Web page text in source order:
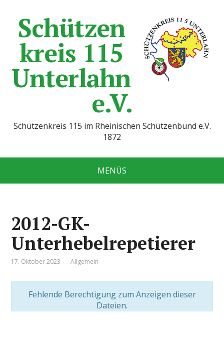
Schützen
kreis 115
Unterlahn
e.V.
Schützenkreis 115 im Rheinischen Schützenbund e.V.
1872
MENÜS
2012-GK-
Unterhebelrepetierer
17. Oktober 2023 Allgemein
Fehlende Berechtigung zum Anzeigen dieser
Dateien.